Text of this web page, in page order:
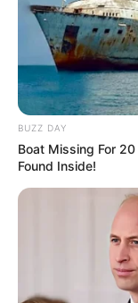
BUZZ DAY
Boat Missing For
Found Inside!